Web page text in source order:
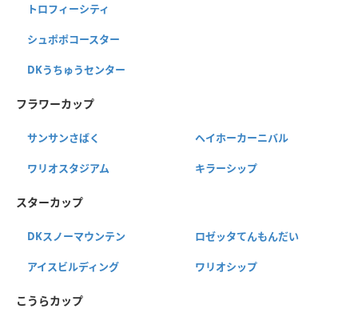
トロフィーシティ
シュポポコースター
DKうちゅうセンター
フラワーカップ
サンサンさばく ヘイホーカーニバル
ワリオスタジアム キラーシップ
スターカップ
DKスノーマウンテン ロゼッタてんもんだい
アイスビルディング ワリオシップ
こうらカップ